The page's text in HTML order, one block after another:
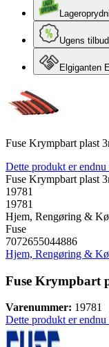
Ugens
Elgiganten
Fuse Krympbart plast
Dette produkt er
Fuse Krympbart plast
19781
19781
Hjem, Rengøring &
Fuse
7072655044886
Hjem, Rengøring &
Fuse Krympbart
Varenummer: 19781
Dette produkt er